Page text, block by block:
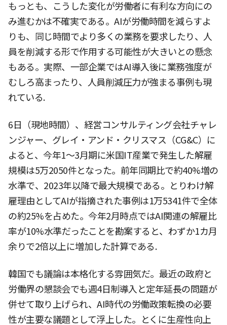
もっとも、こうした変化が労働者に有利な方向にの
み進むかは不確実である。AIが労働時間を減らすよ
りも、同じ時間でより多くの業務を要求したり、人
員を削減する形で作用する可能性が大きいとの懸念
もある。実際、一部企業ではAI導入後に業務強度が
むしろ高まったり、人員削減圧力が強まる事例も現
れている.
6日（現地時間）、経営コンサルティング会社チャレ
ンジャー、グレイ・アンド・クリスマス（CG&C）に
よると、今年1〜3月期に米国IT産業で発生した解雇
規模は5万2050件となった。前年同期比で約40%増の
水準で、2023年以降で最大規模である。とりわけ解
雇理由としてAIが指摘された事例は1万5341件で全体
の約25%を占めた。今年2月時点ではAI関連の解雇比
率が10%水準だったことを勘案すると、わずか1カ月
余りで2倍以上に増加した計算である.
韓国でも議論は本格化する雰囲気だ。最近の政府と
労働界の懇談会でも週4日制導入と定年延長の問題が
併せて取り上げられ、AI時代の労働政策転換の必要
性が主要な議題として浮上した。とくに生産性向上